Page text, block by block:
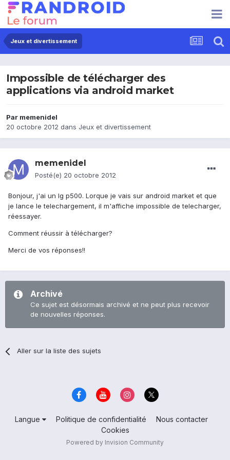
Jeux et divertissement
Impossible de télécharger des
applications via android market
Par memenidel
20 octobre 2012 dans Jeux et divertissement
memenidel
Posté(e) 20 octobre 2012
Bonjour, j'ai un lg p500. Lorque je vais sur android market et que
je lance le telechargement, il m'affiche impossible de telecharger,
réessayer.
Comment réussir à télécharger?
Merci de vos réponses!!
Archivé
Ce sujet est désormais archivé et ne peut plus recevoir
de nouvelles réponses.
Aller sur la liste des sujets
Langue Politique de confidentialité
Nous contacter
Cookies
Powered by Invision Community